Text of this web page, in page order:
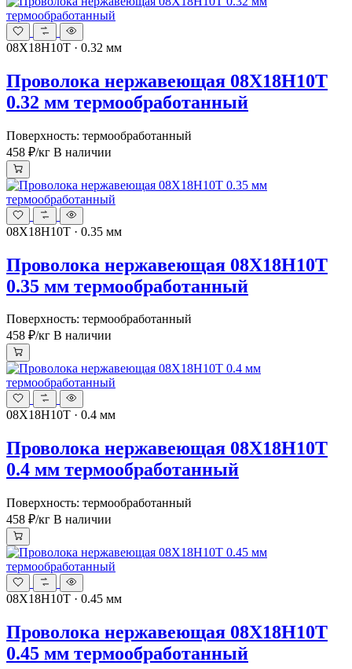
08Х18Н10Т · 0.32 мм
Проволока нержавеющая 08Х18Н10Т
0.32 мм термообработанный
Поверхность: термообработанный
458 ₽/кг В наличии
08Х18Н10Т · 0.35 мм
Проволока нержавеющая 08Х18Н10Т
0.35 мм термообработанный
Поверхность: термообработанный
458 ₽/кг В наличии
08Х18Н10Т · 0.4 мм
Проволока нержавеющая 08Х18Н10Т
0.4 мм термообработанный
Поверхность: термообработанный
458 ₽/кг В наличии
08Х18Н10Т · 0.45 мм
Проволока нержавеющая 08Х18Н10Т
0.45 мм термообработанный